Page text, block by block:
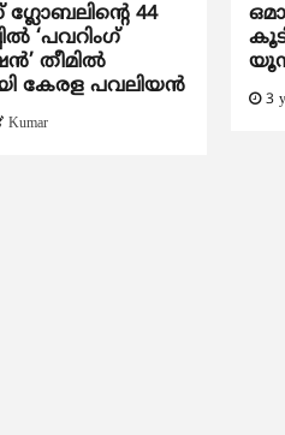
44
‘പവറിംഗ്
തീമിൽ
കേരള പവലിയന്‍
Kumar
3